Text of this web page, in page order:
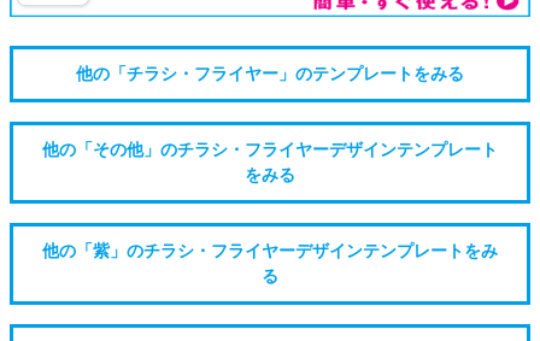
他の「チラシ・フライヤー」のテンプレートをみる
他の「その他」のチラシ・フライヤーデザインテンプレート
をみる
他の「紫」のチラシ・フライヤーデザインテンプレートをみ
る